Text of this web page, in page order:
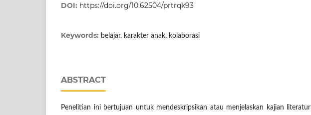
DOI: https://doi.org/10.62504/prtrqk93
Keywords: belajar, karakter anak, kolaborasi
ABSTRACT
Penelitian ini bertujuan untuk mendeskripsikan atau menjelaskan kajian literatur